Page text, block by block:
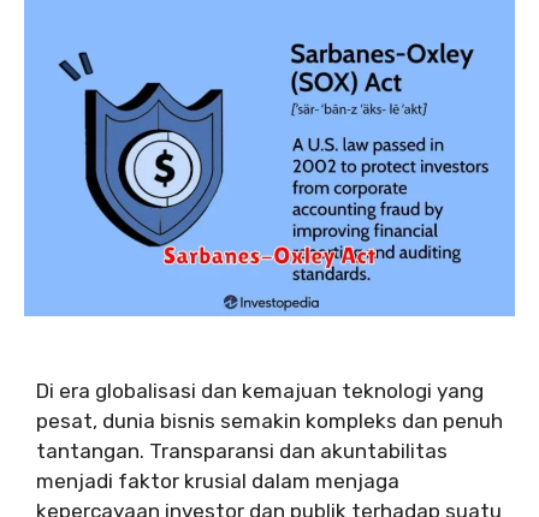
Di era globalisasi dan kemajuan teknologi yang
pesat, dunia bisnis semakin kompleks dan penuh
tantangan. Transparansi dan akuntabilitas
menjadi faktor krusial dalam menjaga
kepercayaan investor dan publik terhadap suatu